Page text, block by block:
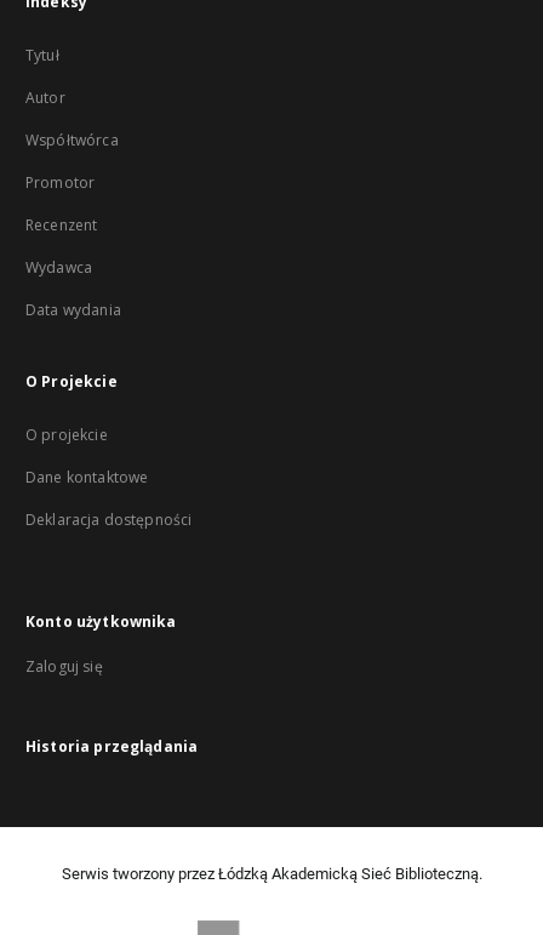
Tytuł
Autor
Współtwórca
Promotor
Recenzent
Wydawca
Data wydania
O Projekcie
O projekcie
Dane kontaktowe
Deklaracja dostępności
Konto użytkownika
Zaloguj się
Historia przeglądania
Serwis tworzony przez Łódzką Akademicką Sieć Biblioteczną.